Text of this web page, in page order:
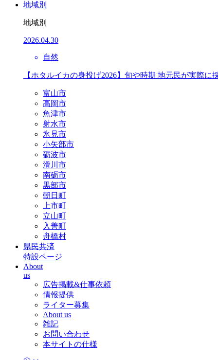
地域別
地域別
2026.04.30
自然
【ホタルイカの身投げ2026】旬や時期 地元民が実際に
富山市
高岡市
魚津市
射水市
氷見市
小矢部市
砺波市
滑川市
南砺市
黒部市
朝日町
上市町
立山町
入善町
舟橋村
県民共済
特設ページ
About
us
広告掲載&仕事依頼
情報提供
ライター募集
About us
雑記
お問い合わせ
本サイトの仕様